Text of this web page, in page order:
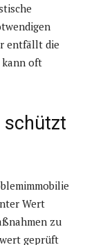
entfällt die
kann oft
schützt
Wert
zu
geprüft